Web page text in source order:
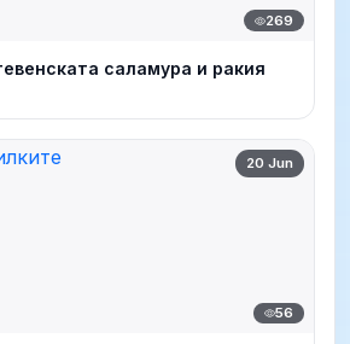
269
саламура и ракия
20 Jun
56